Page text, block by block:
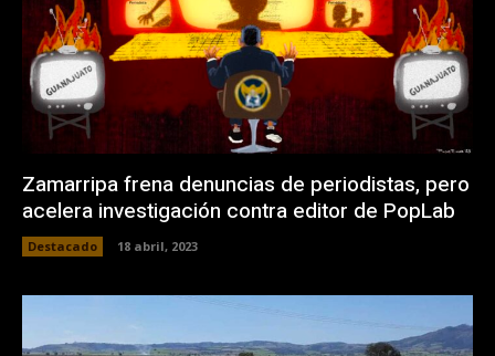
Zamarripa frena denuncias de periodistas, pero
acelera investigación contra editor de PopLab
Destacado 18 abril, 2023